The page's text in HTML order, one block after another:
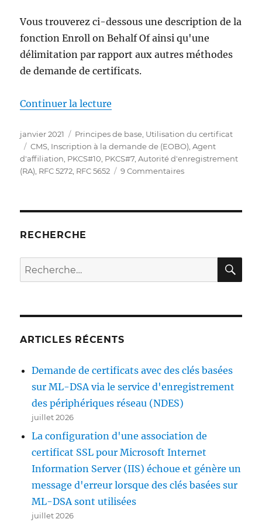
mit
Fehlermeldung
„The
revocation
function
unable
to
revocation
for
the
certificate.
CRYPT_E_NO_REVOCATION_CHECK)“
Vous trouverez ci-dessous une description de la
fonction Enroll on Behalf Of ainsi qu'une
délimitation par rapport aux autres méthodes
de demande de certificats.
Continuer la lecture
Publié
le
janvier 2021 Catégories
Principes de base, Utilisation du certificat
Étiquettes
CMS, Inscription à la demande de (EOBO),Agent
d'affiliation, PKCS#10, PKCS#7,Autorité d'enregistrement
(RA), RFC 5272, RFC 5652 9 Commentairessur
RECHERCHE
Recherche
pour :
ARTICLES RÉCENTS
Demande de certificats avec des clés basées
sur ML-DSA via le service d'enregistrement
des périphériques réseau (NDES)
juillet 2026
La configuration d'une association de
certificat SSL pour Microsoft Internet
Information Server (IIS) échoue et génère un
message d'erreur lorsque des clés basées sur
ML-DSA sont utilisées
juillet 2026